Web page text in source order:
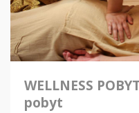
WELLNESS
pobyt